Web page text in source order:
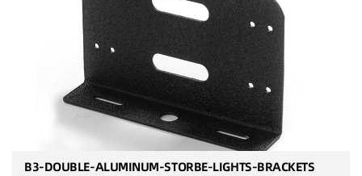
B3-DOUBLE-ALUMINUM-STORBE-LIGHTS-BRACKETS